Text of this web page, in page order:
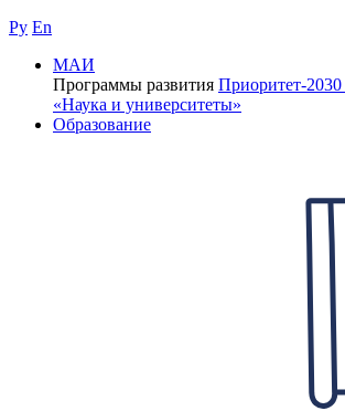
Ру En
МАИ
Программы развития Приоритет-2030
«Наука и университеты»
Образование